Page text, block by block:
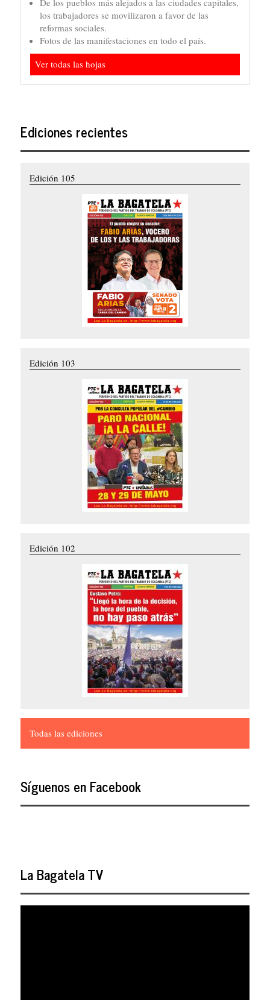
De los pueblos más alejados a las ciudades capitales,
los trabajadores se movilizaron a favor de las
reformas sociales.
Fotos de las manifestaciones en todo el país.
Ver todas las hojas
Ediciones recientes
Edición 105
Edición 103
Edición 102
Todas las ediciones
Síguenos en Facebook
La Bagatela TV